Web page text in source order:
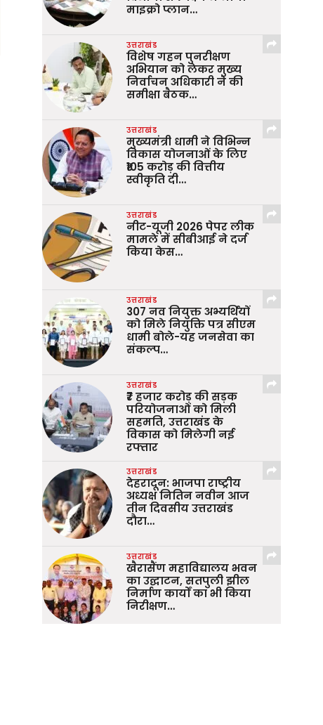
माइक्रो प्लान…
उत्तराखंड
विशेष गहन पुनरीक्षण
अभियान को लेकर मुख्य
निर्वाचन अधिकारी ने की
समीक्षा बैठक…
उत्तराखंड
मुख्यमंत्री धामी ने विभिन्न
विकास योजनाओं के लिए
₹105 करोड़ की वित्तीय
स्वीकृति दी…
उत्तराखंड
नीट-यूजी 2026 पेपर लीक
मामले में सीबीआई ने दर्ज
किया केस…
उत्तराखंड
307 नव नियुक्त अभ्यर्थियों
को मिले नियुक्ति पत्र सीएम
धामी बोले-यह जनसेवा का
संकल्प…
उत्तराखंड
₹7 हजार करोड़ की सड़क
परियोजनाओं को मिली
सहमति, उत्तराखंड के
विकास को मिलेगी नई
रफ्तार
उत्तराखंड
देहरादून: भाजपा राष्ट्रीय
अध्यक्ष नितिन नवीन आज
तीन दिवसीय उत्तराखंड
दौरा…
उत्तराखंड
खैरासैंण महाविद्यालय भवन
का उद्घाटन, सतपुली झील
निर्माण कार्यों का भी किया
निरीक्षण…